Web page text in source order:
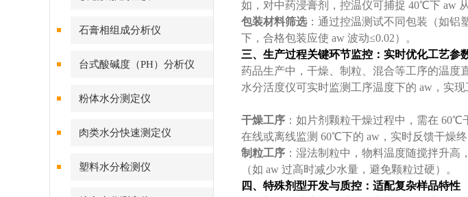
石膏相组成分析仪
台式酸碱度（PH）分析仪
粉体水分测定仪
肉类水分快速测定仪
塑料水分检测仪
如，对中药浸膏剂，控温仪可捕捉 40℃下 aw
包装材料筛选 ：通过控温测试不同包装（如
下，合格包装应使 aw 波动≤0.02）。
三、生产过程关键环节监控：实时优化工艺参
药品生产中，干燥、制粒、混合等工序的温度
水分活度仪可实时监测工序温度下的 aw，实现
干燥工序 ：如片剂颗粒干燥过程中，需在
在线或离线监测 60℃下的 aw，实时反馈干燥
制粒工序 ：湿法制粒中，物料温度随搅拌升
（如 aw 过高时减少水量，避免颗粒过硬）。
四、特殊剂型开发与质控：适配复杂样品特性